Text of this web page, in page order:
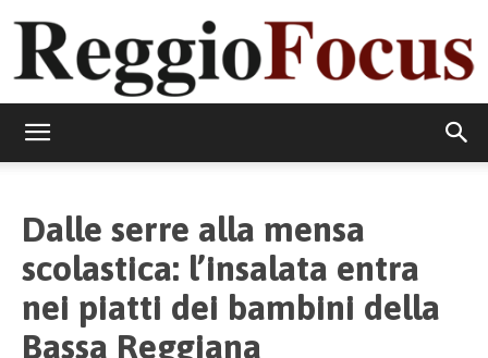
Dalle serre alla mensa
scolastica: l’insalata entra
nei piatti dei bambini della
Bassa Reggiana